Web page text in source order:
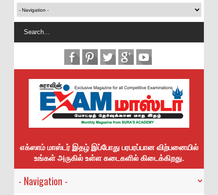
எக்ஸாம் மாஸ்டர் இதழ் இப்போது பரபரப்பான விற்பனையில்
உங்கள் அருகில் உள்ள கடைகளில் கிடைக்கிறது.